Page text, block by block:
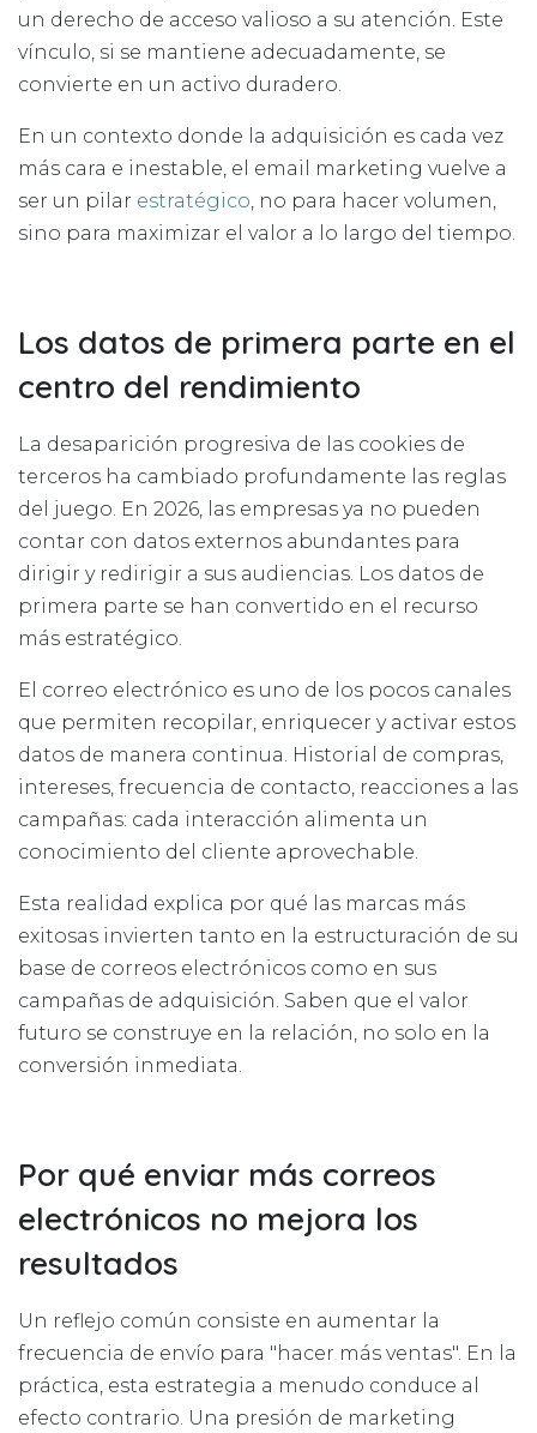
un derecho de acceso valioso a su atención. Este
vínculo, si se mantiene adecuadamente, se
convierte en un activo duradero.
En un contexto donde la adquisición es cada vez
más cara e inestable, el email marketing vuelve a
ser un pilar estratégico , no para hacer volumen,
sino para maximizar el valor a lo largo del tiempo.
Los datos de primera parte en el
centro del rendimiento
La desaparición progresiva de las cookies de
terceros ha cambiado profundamente las reglas
del juego. En 2026, las empresas ya no pueden
contar con datos externos abundantes para
dirigir y redirigir a sus audiencias. Los datos de
primera parte se han convertido en el recurso
más estratégico.
El correo electrónico es uno de los pocos canales
que permiten recopilar, enriquecer y activar estos
datos de manera continua. Historial de compras,
intereses, frecuencia de contacto, reacciones a las
campañas: cada interacción alimenta un
conocimiento del cliente aprovechable.
Esta realidad explica por qué las marcas más
exitosas invierten tanto en la estructuración de su
base de correos electrónicos como en sus
campañas de adquisición. Saben que el valor
futuro se construye en la relación, no solo en la
conversión inmediata.
Por qué enviar más correos
electrónicos no mejora los
resultados
Un reflejo común consiste en aumentar la
frecuencia de envío para "hacer más ventas". En la
práctica, esta estrategia a menudo conduce al
efecto contrario. Una presión de marketing